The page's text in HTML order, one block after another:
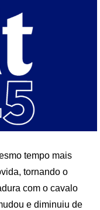
tempo mais
tornando o
com o cavalo
e diminuiu de